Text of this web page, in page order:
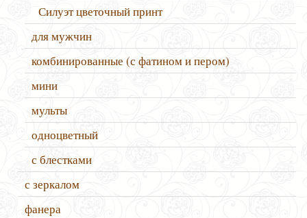
Силуэт цветочный принт
для мужчин
комбинированные (с фатином и пером)
мини
мульты
одноцветный
с блестками
с зеркалом
фанера